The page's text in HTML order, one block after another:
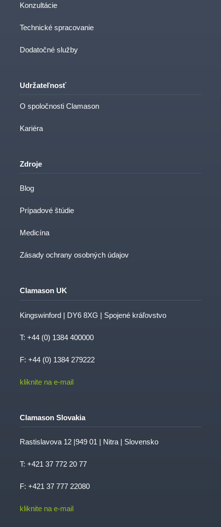
Konzultácie
Technické spracovanie
Dodatočné služby
Udržateľnosť
O spoločnosti Clamason
Kariéra
Zdroje
Blog
Prípadové štúdie
Medicína
Zásady ochrany osobných údajov
Clamason UK
Kingswinford | DY6 8XG | Spojené kráľovstvo
T: +44 (0) 1384 400000
F: +44 (0) 1384 279222
kliknite na e-mail
Clamason Slovakia
Rastislavova 12 |949 01 | Nitra | Slovensko
T: +421 37 772 20 77
F: +421 37 777 22080
kliknite na e-mail